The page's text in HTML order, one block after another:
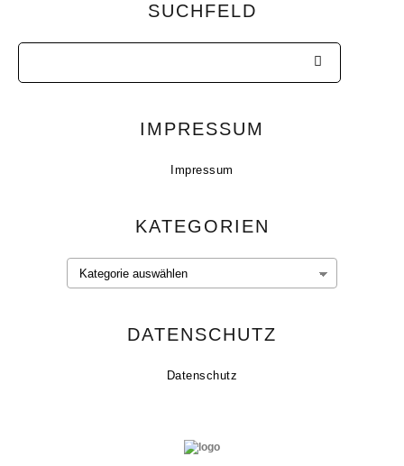
SUCHFELD
IMPRESSUM
Impressum
KATEGORIEN
Kategorien
DATENSCHUTZ
Datenschutz